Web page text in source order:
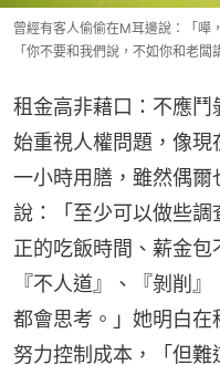
曾經有客人偷偷在M耳邊說：「嘩
「你不要和我們說，不如你和老闆
租金高非藉口：不應鬥
始重視人權問題，像
一小時用膳，雖然偶
說：「至少可以做些
正的吃飯時間、薪金包
『不人道』、『剝削
都會思考。」她明白
努力控制成本，「但難